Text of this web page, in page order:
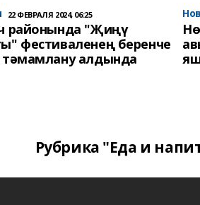
22 ФЕВРАЛЯ 2024, 06:25
районында "Җиңү
фестиваленең беренче
тәмамлану алдында
Рубрика "Еда и